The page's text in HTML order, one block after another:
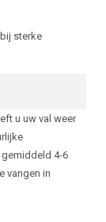
sterke
u uw val weer
4-6
vangen in